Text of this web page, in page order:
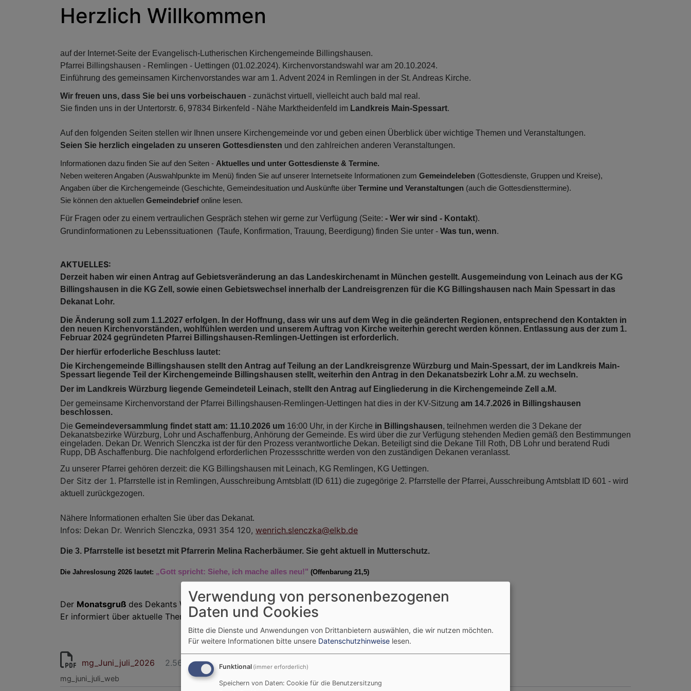
Herzlich Willkommen
auf der Internet-Seite der Evangelisch-Lutherischen Kirchengemeinde Billingshausen.
Pfarrei Billingshausen - Remlingen - Uettingen (01.02.2024). Kirchenvorstandswahl war am 20.10.2024.
Einführung des gemeinsamen Kirchenvorstandes war am 1. Advent 2024 in Remlingen in der St. Andreas Kirche.
Wir freuen uns, dass Sie bei uns vorbeischauen - zunächst virtuell, vielleicht auch bald mal real.
Sie finden uns in der Untertorstr. 6, 97834 Birkenfeld - Nähe Marktheidenfeld im Landkreis Main-Spessart.
Auf den folgenden Seiten stellen wir Ihnen unsere Kirchengemeinde vor und geben einen Überblick über wichtige Themen und Veranstaltungen.
Seien Sie herzlich eingeladen zu unseren Gottesdiensten und den zahlreichen anderen Veranstaltungen.
Informationen dazu finden Sie auf den Seiten - Aktuelles und unter Gottesdienste & Termine.
Neben weiteren Angaben (Auswahlpunkte im Menü) finden Sie auf unserer Internetseite Informationen zum Gemeindeleben (Gottesdienste, Gruppen und Kreise),
Angaben über die Kirchengemeinde (Geschichte, Gemeindesituation und Auskünfte über Termine und Veranstaltungen (auch die Gottesdiensttermine).
Sie können den aktuellen Gemeindebrief online lesen.
Für Fragen oder zu einem vertraulichen Gespräch stehen wir gerne zur Verfügung (Seite: - Wer wir sind - Kontakt).
Grundinformationen zu Lebenssituationen (Taufe, Konfirmation, Trauung, Beerdigung) finden Sie unter - Was tun, wenn.
AKTUELLES:
Derzeit haben wir einen Antrag auf Gebietsveränderung an das Landeskirchenamt in München gestellt. Ausgemeindung von Leinach aus der KG
Billingshausen in die KG Zell, sowie einen Gebietswechsel innerhalb der Landreisgrenzen für die KG Billingshausen nach Main Spessart in das
Dekanat Lohr.
Die Änderung soll zum 1.1.2027 erfolgen. In der Hoffnung, dass wir uns auf dem Weg in die geänderten Regionen, entsprechend den Kontakten in
den neuen Kirchenvorständen, wohlfühlen werden und unserem Auftrag von Kirche weiterhin gerecht werden können. Entlassung aus der zum 1.
Februar 2024 gegründeten Pfarrei Billingshausen-Remlingen-Uettingen ist erforderlich.
Der hierfür erfoderliche Beschluss lautet:
Die Kirchengemeinde Billingshausen stellt den Antrag auf Teilung an der Landkreisgrenze Würzburg und Main-Spessart, der im Landkreis Main-
Spessart liegende Teil der Kirchengemeinde Billingshausen stellt, weiterhin den Antrag in den Dekanatsbezirk Lohr a.M. zu wechseln.
Der im Landkreis Würzburg liegende Gemeindeteil Leinach, stellt den Antrag auf Eingliederung in die Kirchengemeinde Zell a.M.
Der gemeinsame Kirchenvorstand der Pfarrei Billingshausen-Remlingen-Uettingen hat dies in der KV-Sitzung am 14.7.2026 in Billingshausen
beschlossen.
Die Gemeindeversammlung findet statt am: 11.10.2026 um 16:00 Uhr, in der Kirche in Billingshausen, teilnehmen werden die 3 Dekane der
Dekanatsbezirke Würzburg, Lohr und Aschaffenburg, Anhörung der Gemeinde. Es wird über die zur Verfügung stehenden Medien gemäß den Bestimmungen
eingeladen. Dekan Dr. Wenrich Slenczka ist der für den Prozess verantwortliche Dekan. Beteiligt sind die Dekane Till Roth, DB Lohr und beratend Rudi
Rupp, DB Aschaffenburg. Die nachfolgend erforderlichen Prozessschritte werden von den zuständigen Dekanen veranlasst.
Zu unserer Pfarrei gehören derzeit: die KG Billingshausen mit Leinach, KG Remlingen, KG Uettingen.
Der Sitz der 1. Pfarrstelle ist in Remlingen, Ausschreibung Amtsblatt (ID 611) die zugegörige 2. Pfarrstelle der Pfarrei, Ausschreibung Amtsblatt ID 601 - wird
aktuell zurückgezogen.
Nähere Informationen erhalten Sie über das Dekanat.
Infos: Dekan Dr. Wenrich Slenczka, 0931 354 120, wenrich.slenczka@elkb.de
Die 3. Pfarrstelle ist besetzt mit Pfarrerin Melina Racherbäumer. Sie geht aktuell in Mutterschutz.
Die Jahreslosung 2026 lautet: „Gott spricht: Siehe, ich mache alles neu!" (Offenbarung 21,5)
Der Monatsgruß des Dekants Würzburg erscheint alle zwei Monate neu.
Er informiert über aktuelle Themen sowie Gottesdienste und Veranstaltungen im Dekanat.
mg_Juni_juli_2026 2.56 MB
mg_juni_juli_web
Verwendung von personenbezogenen
Daten und Cookies
Bitte die Dienste und Anwendungen von Drittanbietern auswählen, die wir nutzen möchten.
Für weitere Informationen bitte unsere Datenschutzhinweise lesen.
Funktional (immer erforderlich)
Speichern von Daten: Cookie für die Benutzersitzung